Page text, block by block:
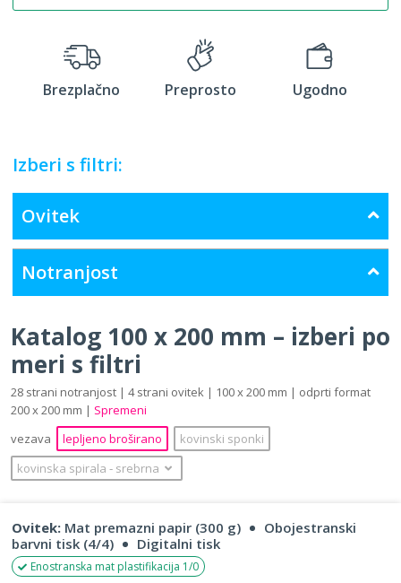
Brezplačno Preprosto Ugodno
Izberi s filtri:
Ovitek
Notranjost
Katalog 100 x 200 mm – izberi po
meri s filtri
28 strani notranjost | 4 strani ovitek | 100 x 200 mm | odprti format
200 x 200 mm | Spremeni
vezava
lepljeno broširano
kovinski sponki
kovinska spirala ‐ srebrna
Ovitek: Mat premazni papir (300 g)
Obojestranski
barvni tisk (4/4)
Digitalni tisk
Enostranska mat plastifikacija 1/0